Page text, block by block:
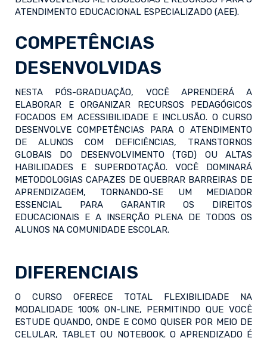
ATENDIMENTO EDUCACIONAL ESPECIALIZADO (AEE).
COMPETÊNCIAS
DESENVOLVIDAS
NESTA PÓS-GRADUAÇÃO, VOCÊ APRENDERÁ A
ELABORAR E ORGANIZAR RECURSOS PEDAGÓGICOS
FOCADOS EM ACESSIBILIDADE E INCLUSÃO. O CURSO
DESENVOLVE COMPETÊNCIAS PARA O ATENDIMENTO
DE ALUNOS COM DEFICIÊNCIAS, TRANSTORNOS
GLOBAIS DO DESENVOLVIMENTO (TGD) OU ALTAS
HABILIDADES E SUPERDOTAÇÃO. VOCÊ DOMINARÁ
METODOLOGIAS CAPAZES DE QUEBRAR BARREIRAS DE
APRENDIZAGEM, TORNANDO-SE UM MEDIADOR
ESSENCIAL PARA GARANTIR OS DIREITOS
EDUCACIONAIS E A INSERÇÃO PLENA DE TODOS OS
ALUNOS NA COMUNIDADE ESCOLAR.
DIFERENCIAIS
O CURSO OFERECE TOTAL FLEXIBILIDADE NA
MODALIDADE 100% ON-LINE, PERMITINDO QUE VOCÊ
ESTUDE QUANDO, ONDE E COMO QUISER POR MEIO DE
CELULAR, TABLET OU NOTEBOOK. O APRENDIZADO É